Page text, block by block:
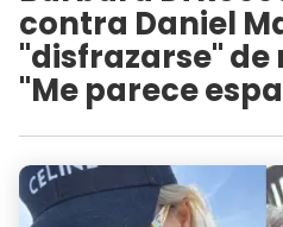
contra Daniel
"disfrazarse"
"Me parece